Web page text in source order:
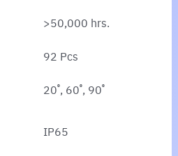
>50,000 hrs.
92 Pcs
20 ํ, 60 ํ, 90 ํ
IP65